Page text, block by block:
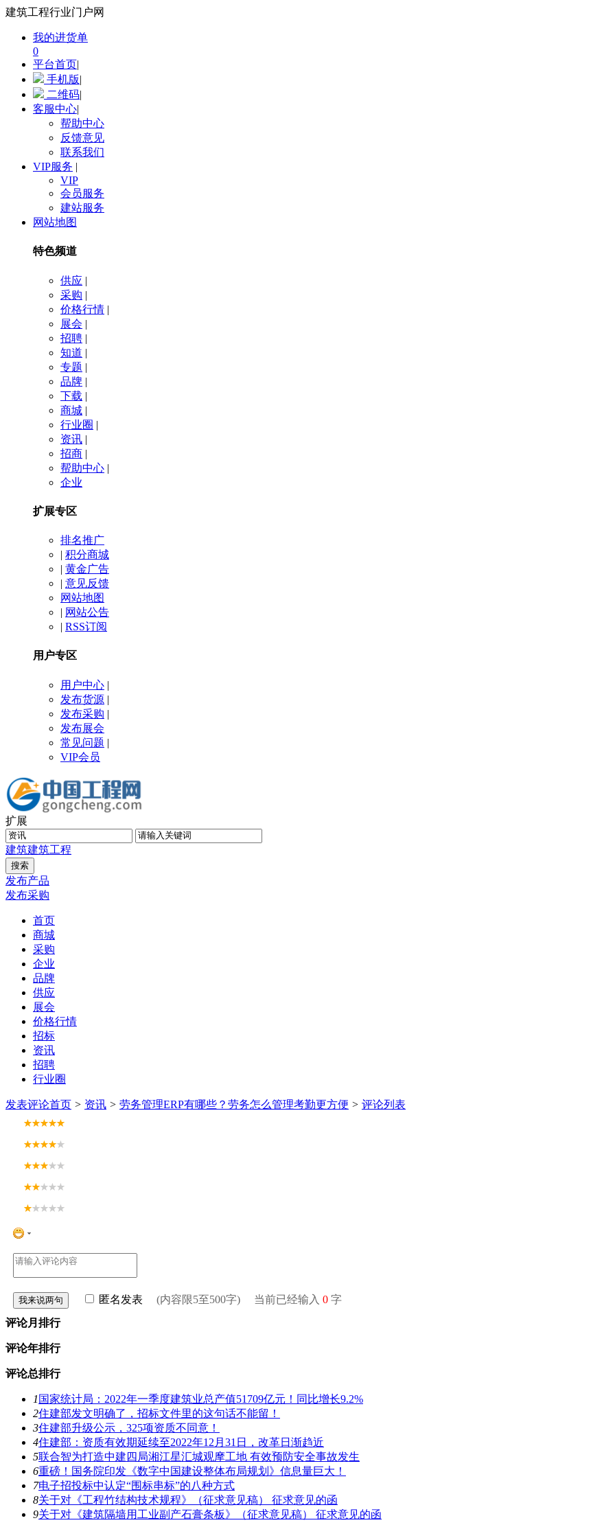
建筑工程行业门户网
我的进货单
0
平台首页|
手机版|
二维码|
客服中心|
帮助中心
反馈意见
联系我们
VIP服务 |
VIP
会员服务
建站服务
网站地图
特色频道
供应 |
采购 |
价格行情 |
展会 |
招聘 |
知道 |
专题 |
品牌 |
下载 |
商城 |
行业圈 |
资讯 |
招商 |
帮助中心 |
企业
扩展专区
排名推广
| 积分商城
| 黄金广告
| 意见反馈
网站地图
| 网站公告
| RSS订阅
用户专区
用户中心 |
发布货源 |
发布采购 |
发布展会
常见问题 |
VIP会员
扩展
建筑建筑工程
发布产品
发布采购
首页
商城
采购
企业
品牌
供应
展会
价格行情
招标
资讯
招聘
行业圈
发表评论首页 > 资讯 > 劳务管理ERP有哪些？劳务怎么管理考勤更方便 > 评论列表
匿名发表 (内容限5至500字) 当前已经输入 0 字
评论月排行
评论年排行
评论总排行
1 国家统计局：2022年一季度建筑业总产值51709亿元！同比增长9.2%
2住建部发文明确了，招标文件里的这句话不能留！
3住建部升级公示，325项资质不同意！
4住建部：资质有效期延续至2022年12月31日，改革日渐趋近
5联合智为打造中建四局湘江星汇城观摩工地 有效预防安全事故发生
6重磅！国务院印发《数字中国建设整体布局规划》信息量巨大！
7电子招投标中认定“围标串标”的八种方式
8关于对《工程竹结构技术规程》（征求意见稿） 征求意见的函
9关于对《建筑隔墙用工业副产石膏条板》（征求意见稿） 征求意见的函